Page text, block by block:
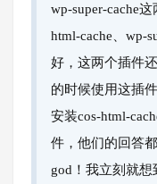
wp-super-cache
html-cache、wp-
好，这两个插件
的时候使用这插
安装cos-html-
件，他们的回答
god！我立刻就